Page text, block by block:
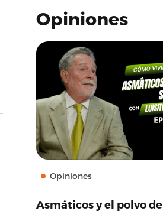
Opiniones
Opiniones
Asmáticos y el polvo